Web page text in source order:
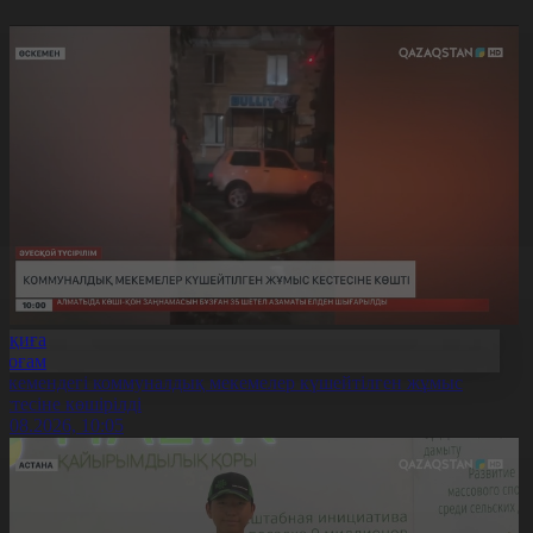
коммуналдық мекемелер күшейтілген жұмыс
көшірілді
10:05